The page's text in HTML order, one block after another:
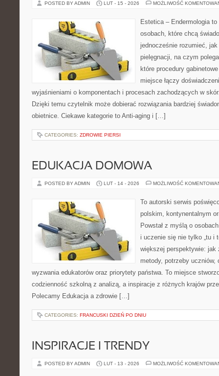
POSTED BY ADMIN LUT - 15 - 2026 MOŻLIWOŚĆ
Estetica – Endermologia
osobach, które chcą
jednocześnie rozumieć, jak
pielęgnacji, na czym
które procedury
miejsce łączy
wyjaśnieniami o komponentach i procesach zachodzących w
Dzięki temu czytelnik może dobierać rozwiązania bardziej
obietnice. Ciekawe kategorie to Anti-aging i […]
CATEGORIES: ZDROWIE PIERSI
EDUKACJA DOMOWA
POSTED BY ADMIN LUT - 14 - 2026 MOŻLIWOŚĆ
To autorski serwis
polskim, kontynentalnym
Powstał z myślą o
i uczenie się nie tylko „tu i
większej perspektywie: jak
metody, potrzeby uczniów,
wyzwania edukatorów oraz priorytety państwa. To miejsce
codzienność szkolną z analizą, a inspiracje z różnych krajów
Polecamy Edukacja a zdrowie […]
CATEGORIES: FRANCUSKI DZIEŃ PO DNIU
INSPIRACJE I TRENDY
POSTED BY ADMIN LUT - 13 - 2026 MOŻLIWOŚĆ